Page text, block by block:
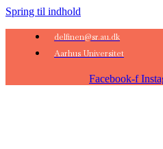
Spring til indhold
delfinen@sr.au.dk
Aarhus Universitet
Facebook-f